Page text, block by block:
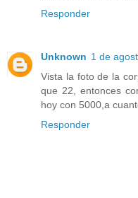
Responder
Unknown 1 de
Vista la foto de la
que 22, entonces
hoy con 5000,a
Responder